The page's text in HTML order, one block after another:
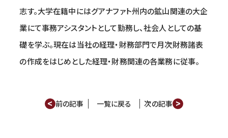
志す。大学在籍中にはグアナファト州内の鉱山関連の大企
業にて事務アシスタントとして勤務し、社会人としての基
礎を学ぶ。現在は当社の経理・財務部門で月次財務諸表
の作成をはじめとした経理・財務関連の各業務に従事。
< 前の記事 一覧に戻る 次の記事 >